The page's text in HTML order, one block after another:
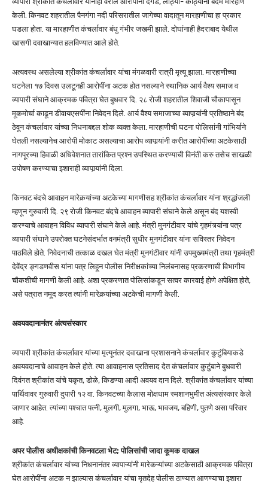
केली. किनवट शहरातील पैनगंगा नदी परिसरातील जागेच्या वादातून मारहाणीचा हा प्रकार
घडला होता. या मारहाणीत कंचर्लावार बंधु गंभीर जखमी झाले. दोघांनाही हैदराबाद येथील
खासगी दवाखान्यात हलविण्यात आले होते.
अत्यवस्थ असलेल्या श्रीकांत कंचर्लावार यांचा मंगळवारी रात्री मृत्यू झाला. मारहाणीच्या
घटनेला १७ दिवस उलटूनही आरोपींना अटक होत नसल्याने स्थानिक आर्य वैश्य समाज व
व्यापारी संघाने आक्रमक पवित्रा घेत बुधवार दि. २८ रोजी शहरातील शिवाजी चौकापासून
मूकमोर्चा काढून डीवायएसपींना निवेदन दिले. आर्य वैश्य समाजाच्या व्यापार्‍यांनी प्रतिष्ठाने बंद
ठेवून कंचर्लावार यांच्या निधनाबद्दल शोक व्यक्त केला. मारहाणीची घटना पोलिसांनी गांभिर्याने
घेतली नसल्यानेच आरोपी मोकाट असल्याचा आरोप व्यापार्‍यांनी करीत आरोपींच्या अटकेसाठी
नागपूरच्या हिवाळी अधिवेशनात तारांकित प्रश्न उपस्थित करण्याची विनंती करु तसेच साखळी
उपोषण करण्याचा इशाराही व्यापार्‍यांनी दिला.
किनवट बंदचे आवाहन मारेकर्‍यांच्या अटकेच्या मागणीसह श्रीकांत कंचर्लावार यांना श्रद्धांजली
म्हणून गुरुवारी दि. २९ रोजी किनवट बंदचे आवाहन व्यापारी संघाने केले असून बंद यशस्वी
करण्याचे आवाहन विविध व्यापारी संघाने केले आहे. मंत्री मुनगंटीवार यांचे गृहमंत्र्यांना पत्र
व्यापारी संघाने उपरोक्त घटनेसंदर्भात वनमंत्री सुधीर मुनगंटीवार यांना सविस्तर निवेदन
पाठविले होते. निवेदनाची तत्काळ दखल घेत मंत्री मुनगंटीवार यांनी उपमुख्यमंत्री तथा गृहमंत्री
देवेंद्र ङ्गडणवीस यांना पत्र लिहून पोलीस निरीक्षकांच्या निलंबनासह प्रकरणाची विभागीय
चौकशीची मागणी केली आहे. अशा प्रकरणात पोलिसांकडून सत्वर कारवाई होणे अपेक्षित होते,
असे पत्रात नमूद करत त्यांनी मारेकर्‍यांच्या अटकेची मागणी केली.
अवयवदानानंतर अंत्यसंस्कार
व्यापारी श्रीकांत कंचर्लावार यांच्या मृत्यूनंतर दवाखाना प्रशासनाने कंचर्लावार कुटुंबियाकडे
अवयवदानाचे आवाहन केले होते. त्या आवाहनास प्रतिसाद देत कंचर्लावार कुटुंबाने बुधवारी
दिवंगत श्रीकांत यांचे यकृत, डोळे, किडण्या आदी अवयव दान दिले. श्रीकांत कंचर्लावार यांच्या
पार्थिवावर गुरुवारी दुपारी १२ वा. किनवटच्या कैलास मोक्षधाम स्मशानभुमीत अंत्यसंस्कार केले
जाणार आहेत. त्यांच्या पश्चात पत्नी, मुलगी, मुलगा, भाऊ, भावजय, बहिणी, पुतणे असा परिवार
आहे.
अपर पोलीस अधीक्षकांची किनवटला भेट; पोलिसांची जादा कूमक दाखल
श्रीकांत कंचर्लावार यांच्या निधनानंतर व्यापाऱ्यांनी मारेकऱ्यांच्या अटकेसाठी आक्रमक पवित्रा
घेत आरोपींना अटक न झाल्यास कंचर्लावार यांचा मृतदेह पोलीस ठाण्यात आणण्याचा इशारा